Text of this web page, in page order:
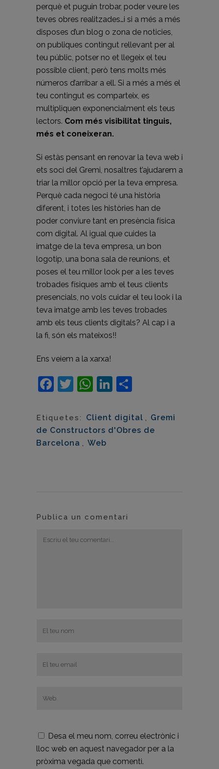
perquè et puguin trobar, poder veure les
teves obres realitzades…i si a més a més
disposes d’un blog o zona de noticies,
on publiques contingut rellevant per al
teu públic, potser no et llegeix el teu
possible client, però tens molts més
números d’arribar a ell. Si a més a més el
teu contingut es comparteix, es
multipliquen exponencialment els teus
lectors. Com més visibilitat tinguis,
més et coneixeran.
Si estàs pensant en renovar la teva web i
ets soci del Gremi, nosaltres t’ajudarem a
triar la millor opció per la teva empresa.
Perquè cada negoci té una història
diferent, i totes les històries han de
poder conviure tant en presència física
com digital. Al igual que cuides la
imatge de la teva empresa, un bon
logotip, una bona sala de reunions, et
poses el teu millor look per a les teves
trobades físiques amb el teus clients
presencials, no vols cuidar el teu look i la
teva imatge amb les teves trobades
amb els teus clients digitals? Al cap i a
la fi, són els mateixos!!
Ens veiem a la xarxa!
Facebook
Twitter
WhatsApp
LinkedIn
Etiquetes: Client digital , Gremi
de Constructors d'Obres de
Barcelona , Web
Publica un comentari
Desa el meu nom, correu electrònic i
lloc web en aquest navegador per a la
pròxima vegada que comenti.